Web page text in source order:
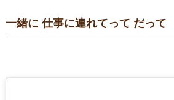
一緒に 仕事に連れてって だって